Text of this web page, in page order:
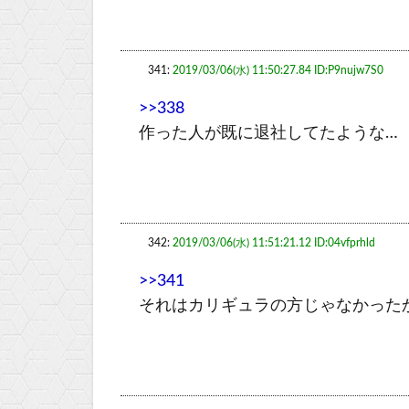
341: 2019/03/06(水) 11:50:27.84 ID:P9nujw7S0
>>338
作った人が既に退社してたような…
342: 2019/03/06(水) 11:51:21.12 ID:04vfprhld
>>341
それはカリギュラの方じゃなかった